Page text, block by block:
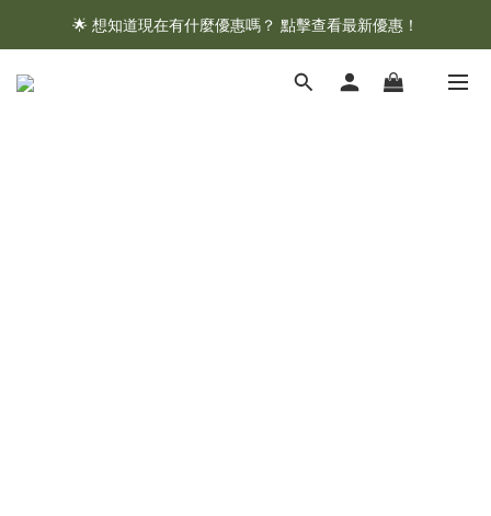
🌟 想知道現在有什麼優惠嗎？ 點擊查看最新優惠！
🌟 想知道現在有什麼優惠嗎？ 點擊查看最新優惠！
全館消費滿 $1,000 即享免運優惠